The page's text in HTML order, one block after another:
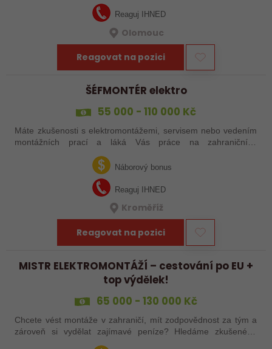
Reaguj IHNED
Olomouc
Reagovat na pozici
ŠÉFMONTÉR elektro
55 000 - 110 000 Kč
Máte zkušenosti s elektromontážemi, servisem nebo vedením
montážních prací a láká Vás práce na zahraničních
projektech? Nebo jste šikovný elektrikář či elektromontér, který
už nechce být jen „řadový…Náborový bonus
Reaguj IHNED
Kroměříž
Reagovat na pozici
MISTR ELEKTROMONTÁŽÍ – cestování po EU +
top výdělek!
65 000 - 130 000 Kč
Chcete vést montáže v zahraničí, mít zodpovědnost za tým a
zároveň si vydělat zajímavé peníze? Hledáme zkušeného